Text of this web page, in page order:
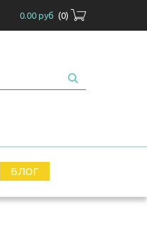
0.00 руб (0)
БЛОГ